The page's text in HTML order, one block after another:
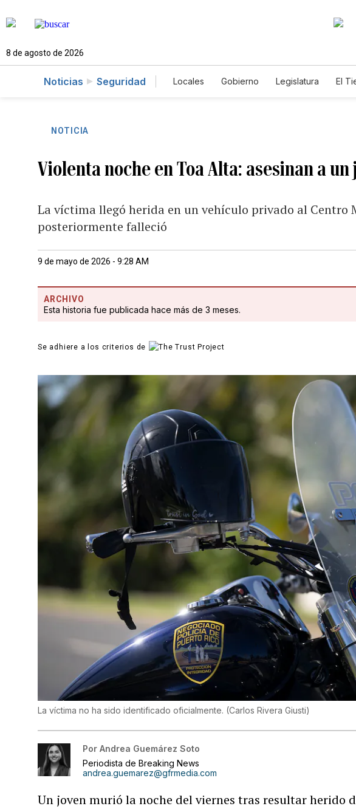
8 de agosto de 2026
Noticias Seguridad Locales Gobierno Legislatura El
NOTICIA
Violenta noche en Toa Alta: asesinan a un
La víctima llegó herida en un vehículo privado al Centro
posteriormente falleció
9 de mayo de 2026 - 9:28 AM
ARCHIVO
Esta historia fue publicada hace más de 3 meses.
Se adhiere a los criterios de
La víctima no ha sido identificado oficialmente. (Carlos Rivera Giusti)
Por Andrea Guemárez Soto
Periodista de Breaking News
andrea.guemarez@gfrmedia.com
Un joven murió la noche del viernes tras resultar herido